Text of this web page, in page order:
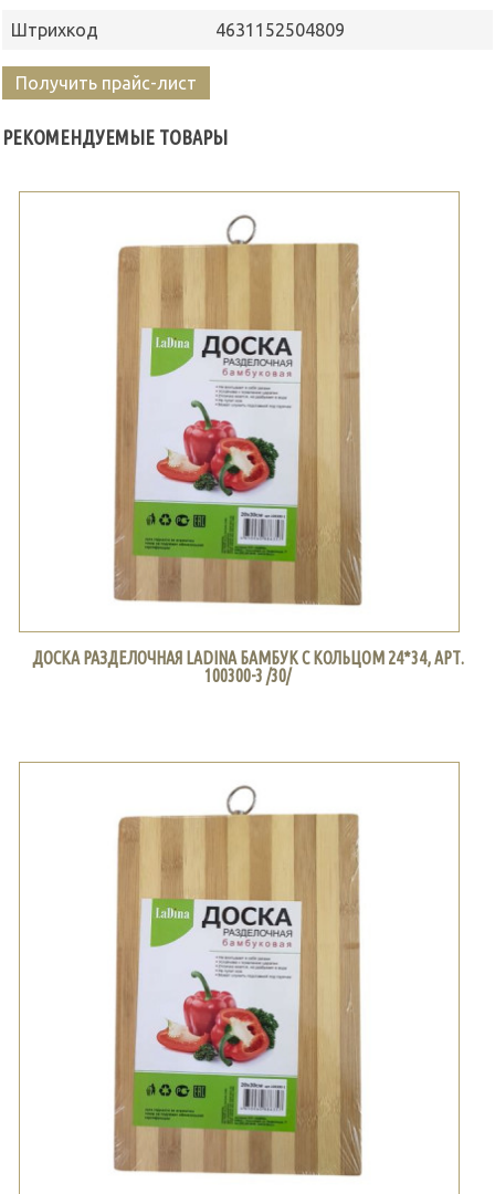
Штрихкод 4631152504809
Получить прайс-лист
РЕКОМЕНДУЕМЫЕ ТОВАРЫ
ДОСКА РАЗДЕЛОЧНАЯ LADINA БАМБУК С КОЛЬЦОМ 24*34, АРТ.
100300-3 /30/